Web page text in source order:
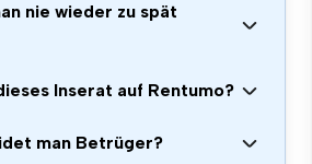
nie wieder zu spät
Inserat auf Rentumo?
man Betrüger?